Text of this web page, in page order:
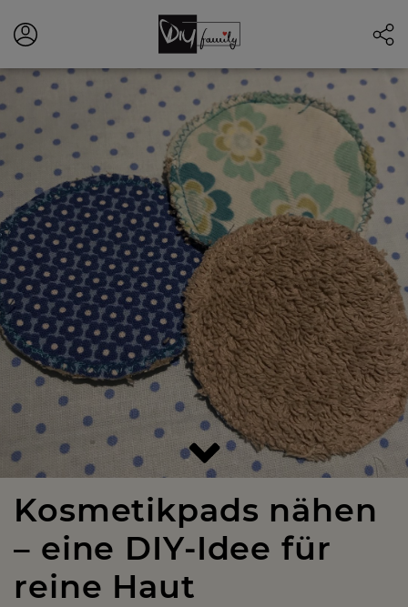
Kosmetikpads nähen
– eine DIY-Idee für
reine Haut